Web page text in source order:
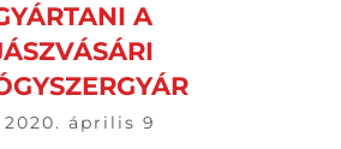
A
2020. április 9